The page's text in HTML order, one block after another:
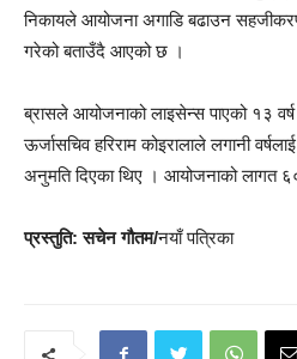
निकायले आयोजना अगाडि बढाउन सहजीकरण
गरेको बताउँदै आएको छ ।
ब्रासले आयोजनाको लाइसेन्स पाएको १३
ऊर्जासचिव हरिराम कोइरालाले लगानी
अनुमति दिएका थिए । आयोजनाको लागत
प्रस्तुति: सचेन गौतम/नयाँ पत्रिका